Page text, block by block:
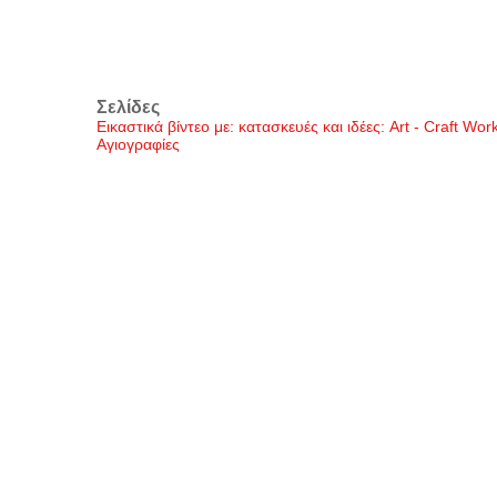
Σελίδες
Εικαστικά βίντεο με: κατασκευές και ιδέες: Art - Craft
Αγιογραφίες